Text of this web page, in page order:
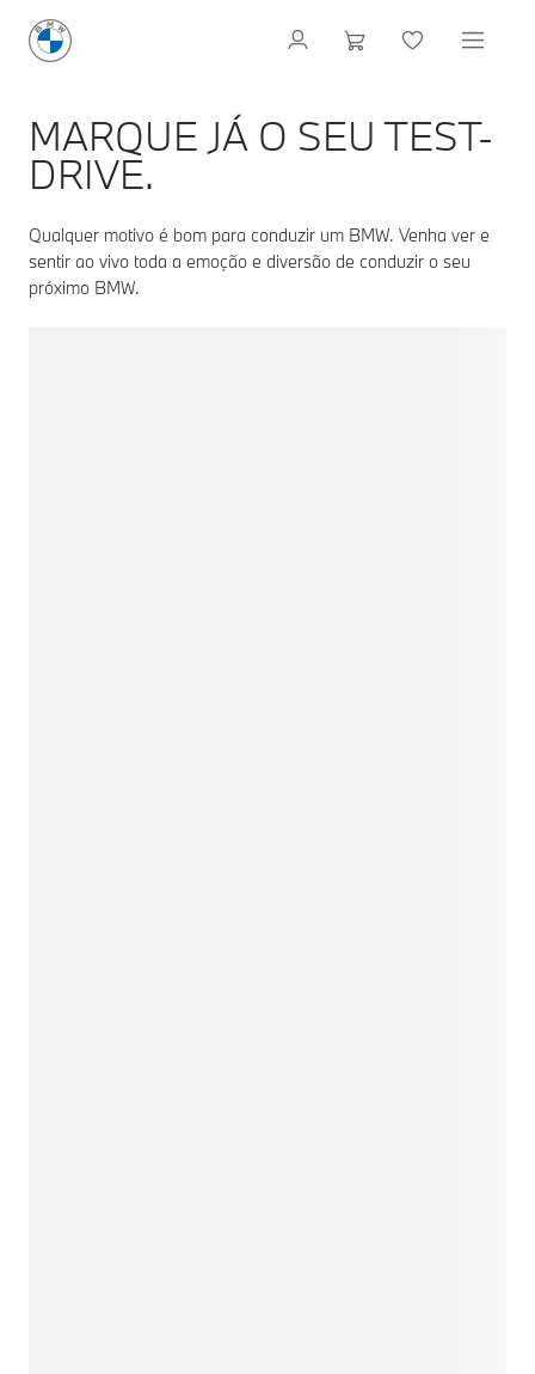
MARQUE JÁ O SEU TEST-
DRIVE.
Qualquer motivo é bom para conduzir um BMW. Venha ver e
sentir ao vivo toda a emoção e diversão de conduzir o seu
próximo BMW.